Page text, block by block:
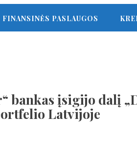
FINANSINĖS PASLAUGOS
bankas įsigijo dalį
Latvijoje